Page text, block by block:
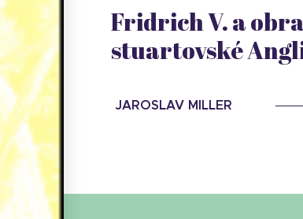
Fridrich V. a
stuartovské
JAROSLAV MILLER